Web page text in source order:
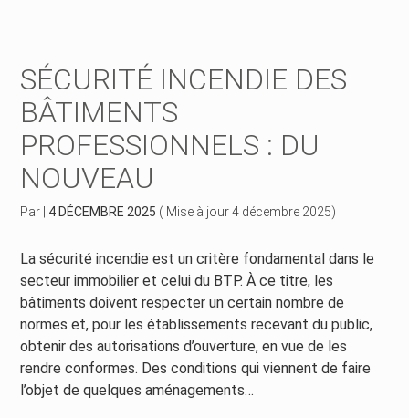
Piloter votre entreprise
Développer votre entreprise
Construire votre patrimoine
Suivre votre comptabilité
Gérer vos ressources humaines
Dématérialiser vos documents
SÉCURITÉ INCENDIE DES
BÂTIMENTS
PROFESSIONNELS : DU
NOUVEAU
Par 4 DÉCEMBRE 2025 ( Mise à jour 4 décembre 2025)
La sécurité incendie est un critère fondamental dans le
secteur immobilier et celui du BTP. À ce titre, les
bâtiments doivent respecter un certain nombre de
normes et, pour les établissements recevant du public,
obtenir des autorisations d’ouverture, en vue de les
rendre conformes. Des conditions qui viennent de faire
l’objet de quelques aménagements…